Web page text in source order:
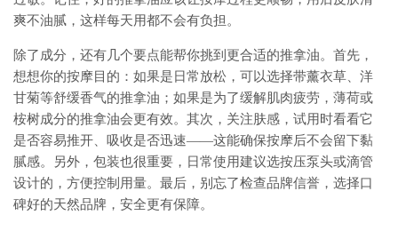
爽不油腻，这样每天用都不会有负担。
除了成分，还有几个要点能帮你挑到更合适的推拿油。首先，
想想你的按摩目的：如果是日常放松，可以选择带薰衣草、洋
甘菊等舒缓香气的推拿油；如果是为了缓解肌肉疲劳，薄荷或
桉树成分的推拿油会更有效。其次，关注肤感，试用时看看它
是否容易推开、吸收是否迅速——这能确保按摩后不会留下黏
腻感。另外，包装也很重要，日常使用建议选按压泵头或滴管
设计的，方便控制用量。最后，别忘了检查品牌信誉，选择口
碑好的天然品牌，安全更有保障。